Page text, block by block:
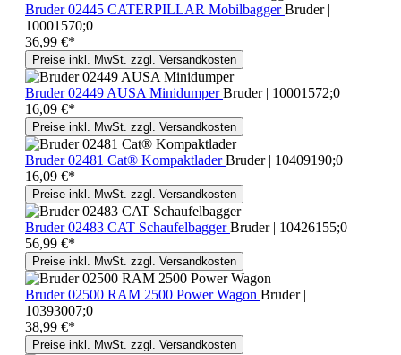
Bruder 02445 CATERPILLAR MobilbaggerBruder |
10001570;0
36,99 €*
Preise inkl. MwSt. zzgl. Versandkosten
Bruder 02449 AUSA MinidumperBruder | 10001572;0
16,09 €*
Preise inkl. MwSt. zzgl. Versandkosten
Bruder 02481 Cat® KompaktladerBruder | 10409190;0
16,09 €*
Preise inkl. MwSt. zzgl. Versandkosten
Bruder 02483 CAT SchaufelbaggerBruder | 10426155;0
56,99 €*
Preise inkl. MwSt. zzgl. Versandkosten
Bruder 02500 RAM 2500 Power Wagon Bruder |
10393007;0
38,99 €*
Preise inkl. MwSt. zzgl. Versandkosten